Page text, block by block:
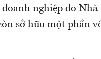
nghiệp do
sở hữu một phần